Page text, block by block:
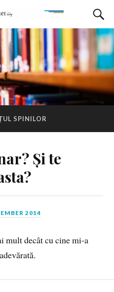
SPINILOR
Și te
2014
mult decât cu cine mi-a